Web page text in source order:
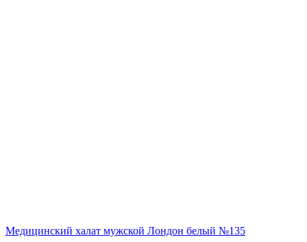
Медицинский халат мужской Лондон белый №135